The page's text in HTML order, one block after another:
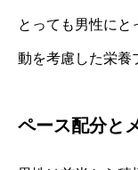
とっても男性にと
動を考慮した栄養
ペース配分と